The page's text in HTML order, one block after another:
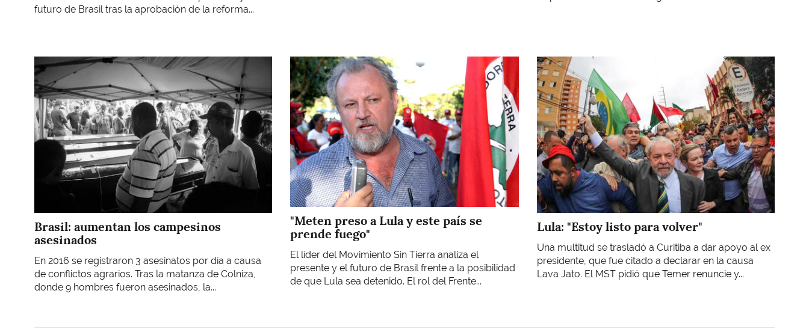
futuro de Brasil tras la aprobación de la reforma...
Imagen
Brasil: aumentan los campesinos
asesinados
En 2016 se registraron 3 asesinatos por día a causa
de conflictos agrarios. Tras la matanza de Colniza,
donde 9 hombres fueron asesinados, la...
Imagen
"Meten preso a Lula y este país se
prende fuego"
El líder del Movimiento Sin Tierra analiza el
presente y el futuro de Brasil frente a la posibilidad
de que Lula sea detenido. El rol del Frente...
Imagen
Lula: "Estoy listo para volver"
Una multitud se trasladó a Curitiba a dar apoyo al ex
presidente, que fue citado a declarar en la causa
Lava Jato. El MST pidió que Temer renuncie y...